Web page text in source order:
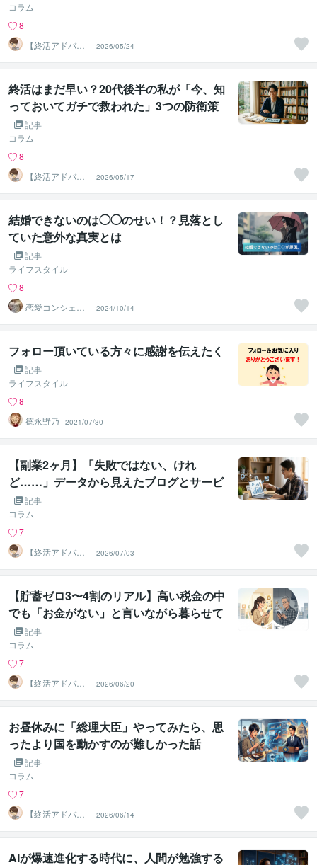
コラム
8
【終活アドバイ
ザー・雑談】せ
いお
2026/05/24
終活はまだ早い？20代後半の私が「今、知
っておいてガチで救われた」3つの防衛策
記事
コラム
8
【終活アドバイ
ザー・雑談】せ
いお
2026/05/17
結婚できないのは◯◯のせい！？見落とし
ていた意外な真実とは
記事
ライフスタイル
8
恋愛コンシェル
ジュ ｜ ソウメイ
2024/10/14
フォロー頂いている方々に感謝を伝えたく
記事
ライフスタイル
8
德永野乃
2021/07/30
【副業2ヶ月】「失敗ではない、けれ
ど……」データから見えたブログとサービ
スのズレ
記事
コラム
7
【終活アドバイ
ザー・雑談】せ
いお
2026/07/03
【貯蓄ゼロ3〜4割のリアル】高い税金の中
でも「お金がない」と言いながら暮らせて
いるカラクリ
記事
コラム
7
【終活アドバイ
ザー・雑談】せ
いお
2026/06/20
お昼休みに「総理大臣」やってみたら、思
ったより国を動かすのが難しかった話
記事
コラム
7
【終活アドバイ
ザー・雑談】せ
いお
2026/06/14
AIが爆速進化する時代に、人間が勉強する